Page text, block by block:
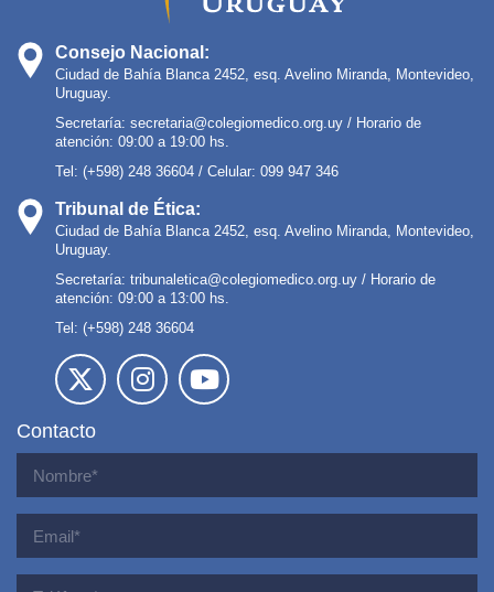
Consejo Nacional:
Ciudad de Bahía Blanca 2452, esq. Avelino Miranda, Montevideo,
Uruguay.
Secretaría: secretaria@colegiomedico.org.uy / Horario de
atención: 09:00 a 19:00 hs.
Tel: (+598) 248 36604 / Celular: 099 947 346
Tribunal de Ética:
Ciudad de Bahía Blanca 2452, esq. Avelino Miranda, Montevideo,
Uruguay.
Secretaría: tribunaletica@colegiomedico.org.uy / Horario de
atención: 09:00 a 13:00 hs.
Tel: (+598) 248 36604
Contacto